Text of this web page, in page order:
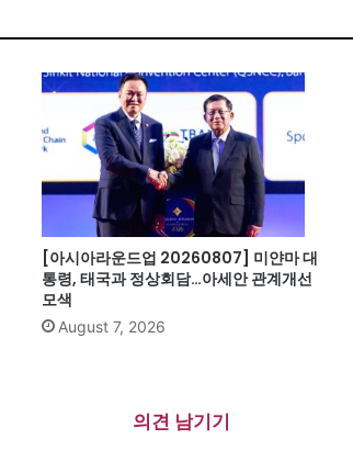
[아시아라운드업 20260807] 미얀마 대
통령, 태국과 정상회담…아세안 관계개선
모색
August 7, 2026
의견 남기기